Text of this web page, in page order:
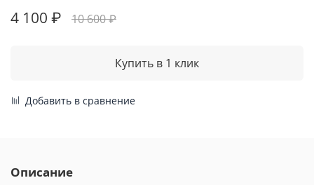
4 100 ₽ 10 600 ₽
Купить в 1 клик
Добавить в сравнение
Описание